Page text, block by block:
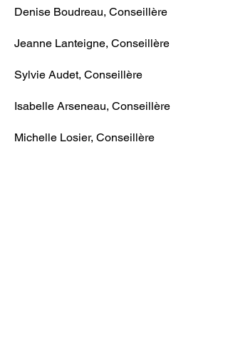
Denise Boudreau, Conseillère
Jeanne Lanteigne, Conseillère
Sylvie Audet, Conseillère
Isabelle Arseneau, Conseillère
Michelle Losier, Conseillère